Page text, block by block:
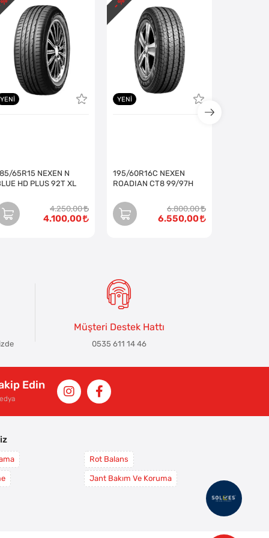
YENI
65R15 NEXEN N
HD PLUS 92T XL
4.250,00
4.100,00
YENI
195/60R16C NEXEN
ROADIAN CT8 99/97H
6.800,00
6.550,00
- %
Müşteri Destek Hattı
0535 611 14 46
Edin
Rot Balans
Jant Bakım Ve Koruma